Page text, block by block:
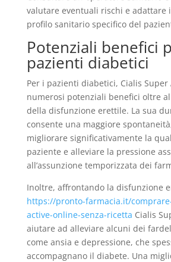
valutare eventuali rischi e adattare
profilo sanitario specifico del
Potenziali benefici
pazienti diabetici
Per i pazienti diabetici, Cialis Super
numerosi potenziali benefici oltre
della disfunzione erettile. La sua
consente una maggiore
migliorare significativamente la
paziente e alleviare la pressione
all’assunzione temporizzata dei
Inoltre, affrontando la disfunzione
https://pronto-farmacia.it/
active-online-senza-ricetta Cialis
aiutare ad alleviare alcuni dei
come ansia e depressione, che
accompagnano il diabete. Una